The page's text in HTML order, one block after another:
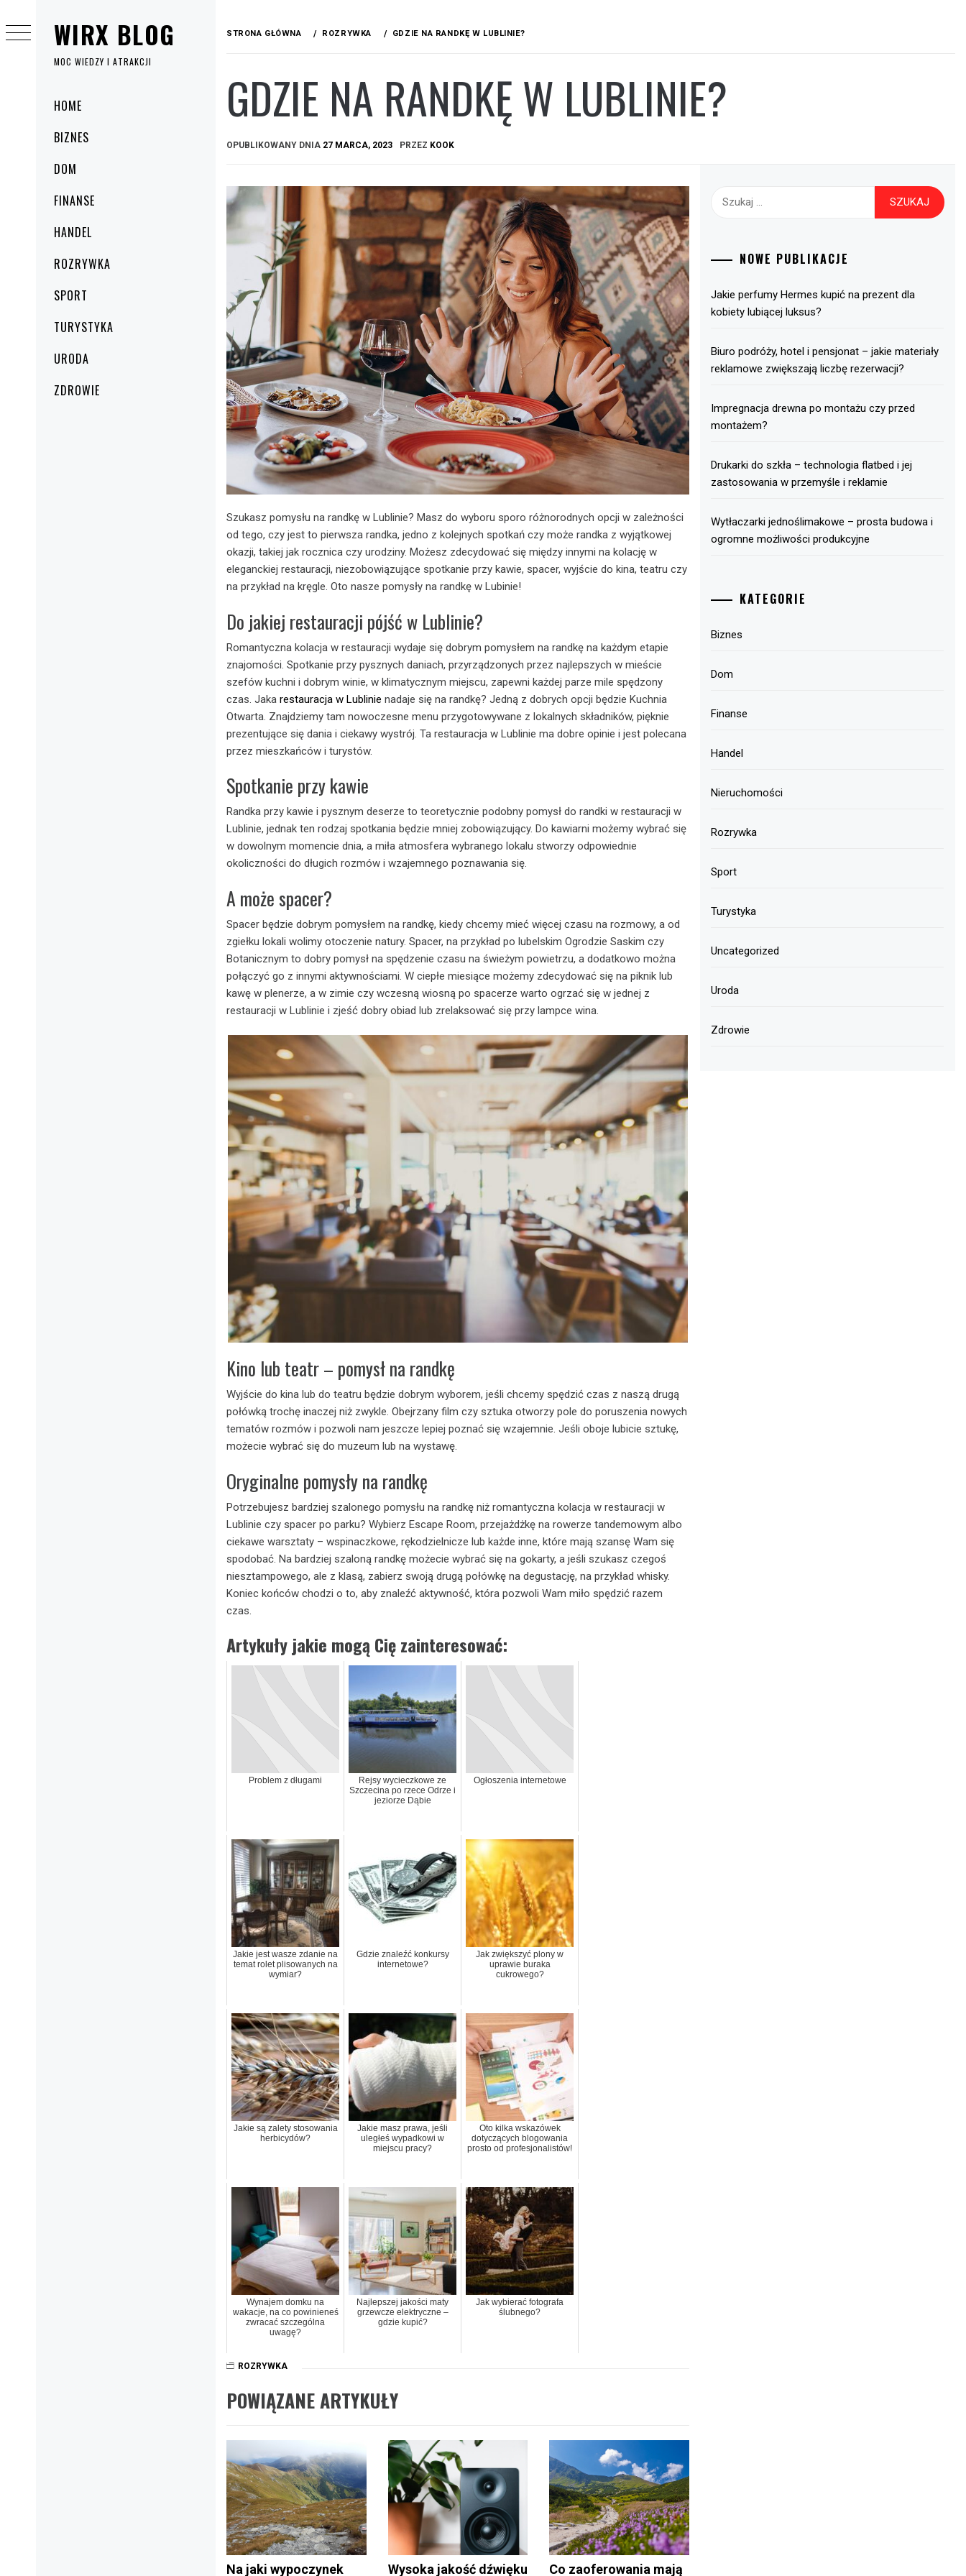
WIRX BLOG
MOC WIEDZY I ATRAKCJI
Menu
główne
HOME
BIZNES
DOM
FINANSE
HANDEL
ROZRYWKA
SPORT
TURYSTYKA
URODA
ZDROWIE
do
treści
STRONA GŁÓWNA ROZRYWKA GDZIE NA RANDKĘ W LUBLINIE?
GDZIE NA RANDKĘ W LUBLINIE?
OPUBLIKOWANY DNIA 27 MARCA, 2023 PRZEZ KOOK
Szukasz pomysłu na randkę w Lublinie? Masz do wyboru sporo różnorodnych opcji w zależności
od tego, czy jest to pierwsza randka, jedno z kolejnych spotkań czy może randka z wyjątkowej
okazji, takiej jak rocznica czy urodziny. Możesz zdecydować się między innymi na kolację w
eleganckiej restauracji, niezobowiązujące spotkanie przy kawie, spacer, wyjście do kina, teatru czy
na przykład na kręgle. Oto nasze pomysły na randkę w Lubinie!
Do jakiej restauracji pójść w Lublinie?
Romantyczna kolacja w restauracji wydaje się dobrym pomysłem na randkę na każdym etapie
znajomości. Spotkanie przy pysznych daniach, przyrządzonych przez najlepszych w mieście
szefów kuchni i dobrym winie, w klimatycznym miejscu, zapewni każdej parze mile spędzony
czas. Jaka restauracja w Lublinie nadaje się na randkę? Jedną z dobrych opcji będzie Kuchnia
Otwarta. Znajdziemy tam nowoczesne menu przygotowywane z lokalnych składników, pięknie
prezentujące się dania i ciekawy wystrój. Ta restauracja w Lublinie ma dobre opinie i jest polecana
przez mieszkańców i turystów.
Spotkanie przy kawie
Randka przy kawie i pysznym deserze to teoretycznie podobny pomysł do randki w restauracji w
Lublinie, jednak ten rodzaj spotkania będzie mniej zobowiązujący. Do kawiarni możemy wybrać się
w dowolnym momencie dnia, a miła atmosfera wybranego lokalu stworzy odpowiednie
okoliczności do długich rozmów i wzajemnego poznawania się.
A może spacer?
Spacer będzie dobrym pomysłem na randkę, kiedy chcemy mieć więcej czasu na rozmowy, a od
zgiełku lokali wolimy otoczenie natury. Spacer, na przykład po lubelskim Ogrodzie Saskim czy
Botanicznym to dobry pomysł na spędzenie czasu na świeżym powietrzu, a dodatkowo można
połączyć go z innymi aktywnościami. W ciepłe miesiące możemy zdecydować się na piknik lub
kawę w plenerze, a w zimie czy wczesną wiosną po spacerze warto ogrzać się w jednej z
restauracji w Lublinie i zjeść dobry obiad lub zrelaksować się przy lampce wina.
Kino lub teatr – pomysł na randkę
Wyjście do kina lub do teatru będzie dobrym wyborem, jeśli chcemy spędzić czas z naszą drugą
połówką trochę inaczej niż zwykle. Obejrzany film czy sztuka otworzy pole do poruszenia nowych
tematów rozmów i pozwoli nam jeszcze lepiej poznać się wzajemnie. Jeśli oboje lubicie sztukę,
możecie wybrać się do muzeum lub na wystawę.
Oryginalne pomysły na randkę
Potrzebujesz bardziej szalonego pomysłu na randkę niż romantyczna kolacja w restauracji w
Lublinie czy spacer po parku? Wybierz Escape Room, przejażdżkę na rowerze tandemowym albo
ciekawe warsztaty – wspinaczkowe, rękodzielnicze lub każde inne, które mają szansę Wam się
spodobać. Na bardziej szaloną randkę możecie wybrać się na gokarty, a jeśli szukasz czegoś
niesztampowego, ale z klasą, zabierz swoją drugą połówkę na degustację, na przykład whisky.
Koniec końców chodzi o to, aby znaleźć aktywność, która pozwoli Wam miło spędzić razem
czas.
Artykuły jakie mogą Cię zainteresować:
Problem z długami
Rejsy wycieczkowe ze
Szczecina po rzece Odrze i
jeziorze Dąbie
Ogłoszenia internetowe
Jakie jest wasze zdanie na
temat rolet plisowanych na
wymiar?
Gdzie znaleźć konkursy
internetowe?
Jak zwiększyć plony w
uprawie buraka
cukrowego?
Jakie są zalety stosowania
herbicydów?
Jakie masz prawa, jeśli
uległeś wypadkowi w
miejscu pracy?
Oto kilka wskazówek
dotyczących blogowania
prosto od profesjonalistów!
Wynajem domku na
wakacje, na co powinieneś
zwracać szczególna
uwagę?
Najlepszej jakości maty
grzewcze elektryczne –
gdzie kupić?
Jak wybierać fotografa
ślubnego?
ROZRYWKA
POWIĄZANE ARTYKUŁY
Na jaki wypoczynek
Wysoka jakość dźwięku
Co zaoferowania mają
Szukaj:
NOWE PUBLIKACJE
Jakie perfumy Hermes kupić na prezent dla
kobiety lubiącej luksus?
Biuro podróży, hotel i pensjonat – jakie materiały
reklamowe zwiększają liczbę rezerwacji?
Impregnacja drewna po montażu czy przed
montażem?
Drukarki do szkła – technologia flatbed i jej
zastosowania w przemyśle i reklamie
Wytłaczarki jednoślimakowe – prosta budowa i
ogromne możliwości produkcyjne
KATEGORIE
Biznes
Dom
Finanse
Handel
Nieruchomości
Rozrywka
Sport
Turystyka
Uncategorized
Uroda
Zdrowie